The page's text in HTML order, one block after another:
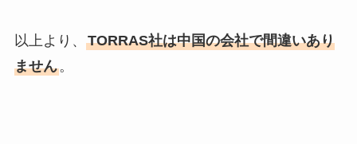
以上より、 TORRAS社は中国の会社で間違いあり
ません。